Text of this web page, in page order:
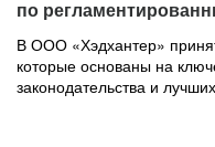
по
В ООО «Хэдхантер»
которые основаны на
законодательства и